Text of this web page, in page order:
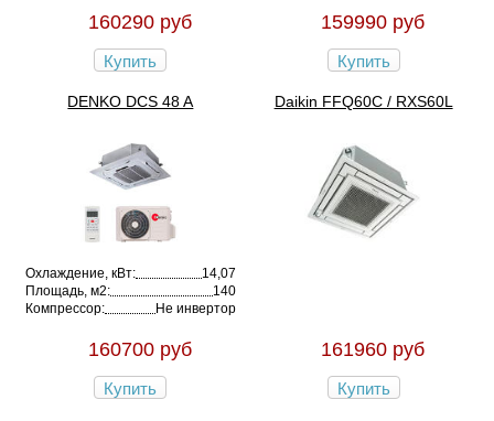
160290 руб
Купить
159990 руб
Купить
DENKO DCS 48 A
Охлаждение, кВт:
14,07
Площадь, м2:
140
Компрессор:
Не инвертор
160700 руб
Купить
Daikin FFQ60C / RXS60L
161960 руб
Купить